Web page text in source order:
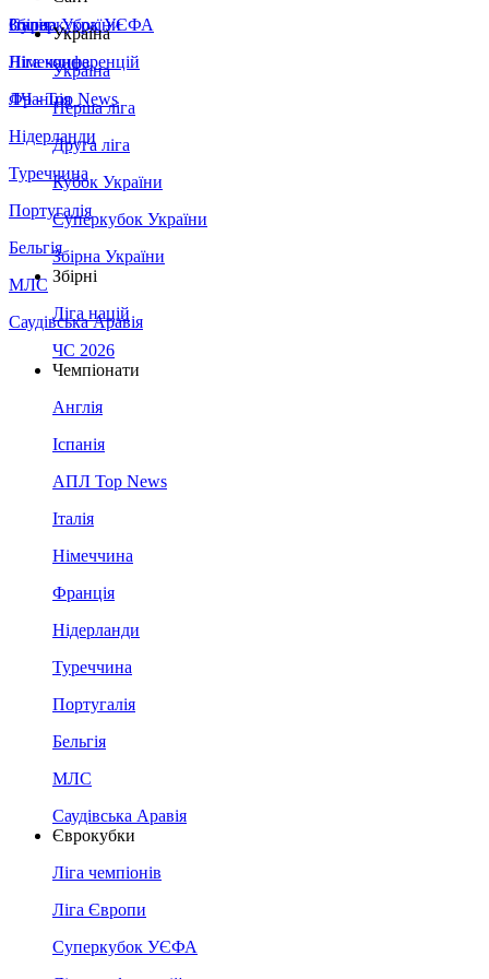
Збірна України
Італія
Німеччина
Франція
Нідерланди
Туреччина
Португалія
Бельгія
МЛС
Саудівська Аравія
Суперкубок УЄФА
Ліга конференцій
ЛЧ - Top News
Україна
Україна
Перша ліга
Друга ліга
Кубок України
Суперкубок України
Збірна України
Збірні
Ліга націй
ЧС 2026
Чемпіонати
Англія
Іспанія
АПЛ Top News
Італія
Німеччина
Франція
Нідерланди
Туреччина
Португалія
Бельгія
МЛС
Саудівська Аравія
Єврокубки
Ліга чемпіонів
Ліга Європи
Суперкубок УЄФА